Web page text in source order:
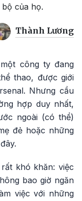
của họ.
Thành Lương
công ty đang
thao, được giới
Nhưng cầu
hợp duy nhất,
ngoài (có thể)
đẻ hoặc những
khó khăn: việc
bao giờ ngăn
việc với những